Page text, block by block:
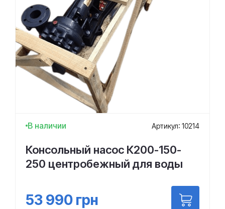
В наличии Артикул: 10214
Консольный насос К200-150-
250 центробежный для воды
53 990 грн